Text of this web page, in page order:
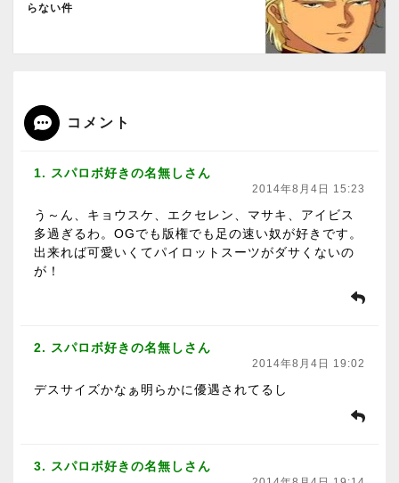
らない件
コメント
1. スパロボ好きの名無しさん
2014年8月4日 15:23
う～ん、キョウスケ、エクセレン、マサキ、アイビス
多過ぎるわ。OGでも版権でも足の速い奴が好きです。
出来れば可愛いくてパイロットスーツがダサくないの
が！
2. スパロボ好きの名無しさん
2014年8月4日 19:02
デスサイズかなぁ明らかに優遇されてるし
3. スパロボ好きの名無しさん